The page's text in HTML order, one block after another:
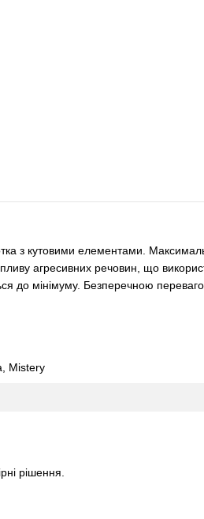
з кутовими елементами.
агресивних речовин, що
до мінімуму. Безперечною
Mistery
рішення.